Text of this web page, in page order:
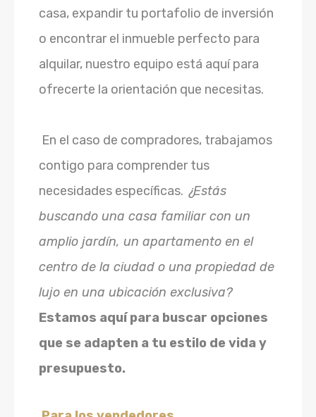
casa, expandir tu portafolio de inversión
o encontrar el inmueble perfecto para
alquilar, nuestro equipo está aquí para
ofrecerte la orientación que necesitas.
En el caso de compradores, trabajamos
contigo para comprender tus
necesidades específicas. ¿Estás
buscando una casa familiar con un
amplio jardín, un apartamento en el
centro de la ciudad o una propiedad de
lujo en una ubicación exclusiva?
Estamos aquí para buscar opciones
que se adapten a tu estilo de vida y
presupuesto.